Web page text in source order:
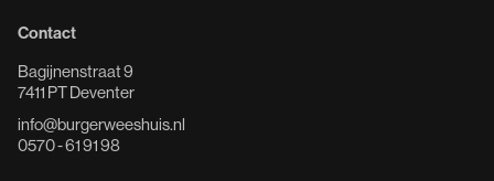
Contact
Bagijnenstraat 9
7411 PT Deventer
info@burgerweeshuis.nl
0570 - 61 91 98